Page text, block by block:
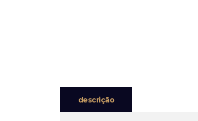
descrição